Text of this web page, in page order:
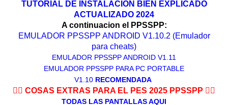
TUTORIAL DE INSTALACION BIEN EXPLICADO
ACTUALIZADO 2024
A continuacion el PPSSPP:
EMULADOR PPSSPP ANDROID V1.10.2 (Emulador
para cheats)
EMULADOR PPSSPP ANDROID V1.11
EMULADOR PPSSPP PARA PC PORTABLE
V1.10 RECOMENDADA
👇🏻 COSAS EXTRAS PARA EL PES 2025 PPSSPP 👇🏻
TODAS LAS PANTALLAS AQUI